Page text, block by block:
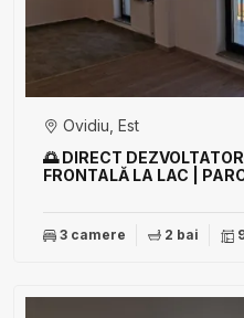
🌅 DIRECT
FRONTALĂ LA LAC |
Ovidiu, Est
3 camere 2 bai